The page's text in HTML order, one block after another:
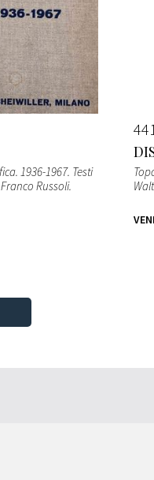
1936-1967. Testi
Russoli.
441